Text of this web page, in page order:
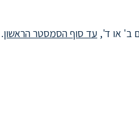
ב' או ד', עד סוף הסמסטר הראשון.